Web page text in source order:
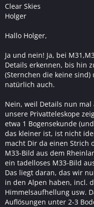
Clear Skies
Holger
Hallo Holger,
Ja und nein! Ja, bei
Details erkennen, bis hin
(Sternchen die keine
natürlich auch.
Nein, weil Details nun
unsere Privatteleskope
etwa 1 Bogensekunde
das kleiner ist, ist nicht
macht Dir da einen Strich
M33-Bild aus dem
ein tadelloses M33-Bild
Das liegt daran, das wir
in den Alpen haben, incl.
Himmelsaufhellung usw.
Auflösungen unter 2-3